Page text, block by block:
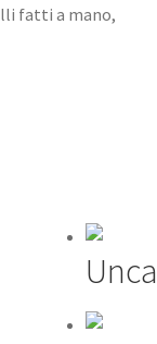
fatti a mano,